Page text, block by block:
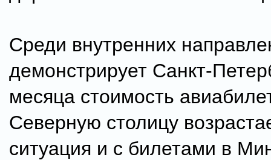
Среди внутренних
демонстрирует Санкт-
месяца стоимость
Северную столицу
ситуация и с билетами в